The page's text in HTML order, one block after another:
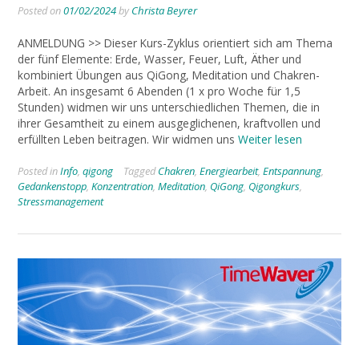
Posted on01/02/2024by Christa Beyrer
ANMELDUNG >> Dieser Kurs-Zyklus orientiert sich am Thema
der fünf Elemente: Erde, Wasser, Feuer, Luft, Äther und
kombiniert Übungen aus QiGong, Meditation und Chakren-
Arbeit. An insgesamt 6 Abenden (1 x pro Woche für 1,5
Stunden) widmen wir uns unterschiedlichen Themen, die in
ihrer Gesamtheit zu einem ausgeglichenen, kraftvollen und
erfüllten Leben beitragen. Wir widmen uns Weiter lesen
Posted inInfo, qigong TaggedChakren, Energiearbeit, Entspannung,
Gedankenstopp, Konzentration, Meditation, QiGong, Qigongkurs,
Stressmanagement